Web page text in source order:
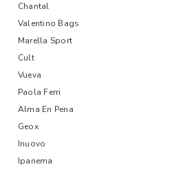
Chantal
Valentino Bags
Marella Sport
Cult
Vueva
Paola Ferri
Alma En Pena
Geox
Inuovo
Ipanema